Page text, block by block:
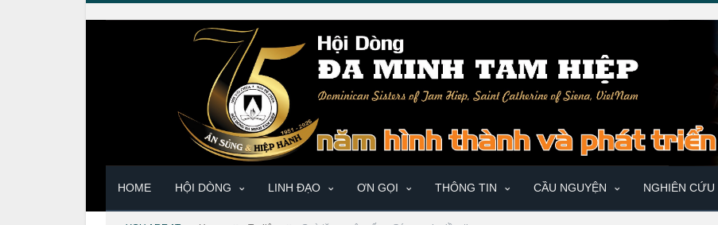
HOME HỘI DÒNG LINH ĐẠO ƠN GỌI THÔNG TIN CẦU NGUYỆN NGHIÊN CỨU